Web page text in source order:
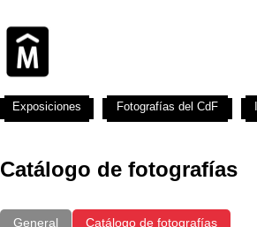
Catálogo de fotografías
General Catálogo de fotografías
Exposiciones Fotografías del CdF